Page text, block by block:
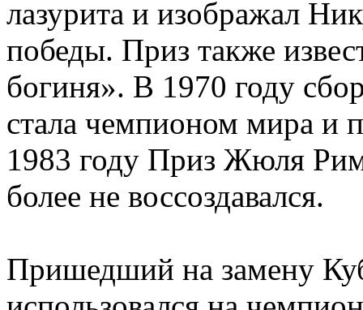
лазурита и изображал
победы. Приз также
богиня». В 1970 году
стала чемпионом мира и
1983 году Приз Жюля
более не воссоздавался.
Пришедший на замену